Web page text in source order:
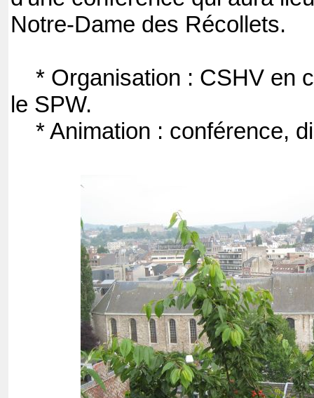
Notre-Dame des Récollets.
* Organisation : CSHV en
le SPW.
* Animation : conférence,